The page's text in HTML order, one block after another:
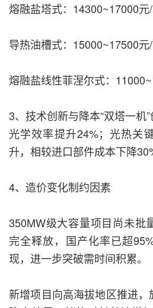
熔融盐塔式：14300~17000元/
导热油槽式：15000~17500元/
熔融盐线性菲涅尔式：
3、技术创新与降本“双塔一机
光学效率提升24%；光热关
升，相较进口部件成本下降
4、造价变化制约因素
350MW级大容量项目尚未批
完全释放，国产化率已超
现，进一步突破需时间积累。
新增项目向高海拔地区推进